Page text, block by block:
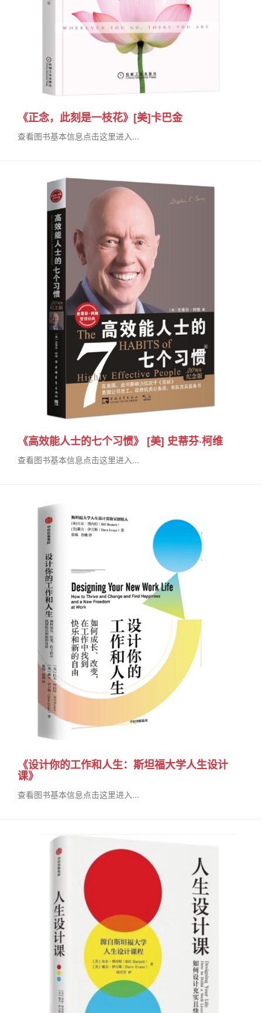
《正念，此刻是一枝花》[美]卡巴金
查看图书基本信息点击这里进入...
《高效能人士的七个习惯》 [美] 史蒂芬·柯维
查看图书基本信息点击这里进入...
《设计你的工作和人生：斯坦福大学人生设计
课》
查看图书基本信息点击这里进入...